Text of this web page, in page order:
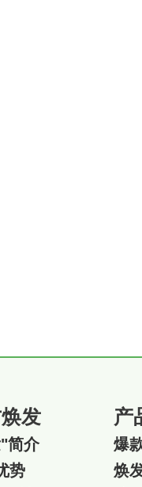
发
简介
势
产
爆
焕